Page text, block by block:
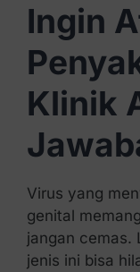
Ingin
Klinik
Virus yang
genital
jangan cemas.
jenis ini bisa